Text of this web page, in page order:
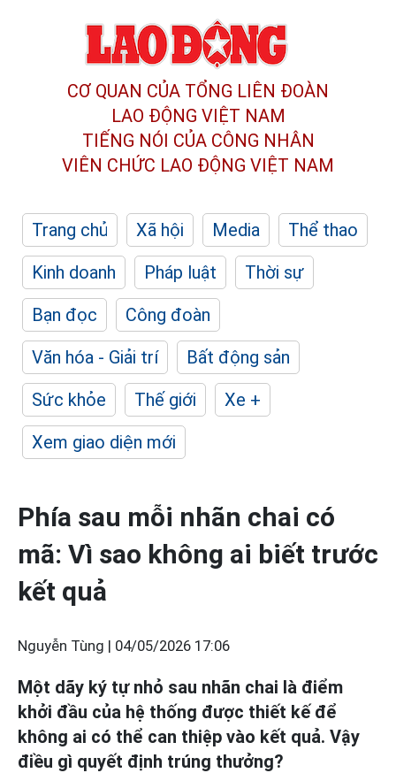
CƠ QUAN CỦA TỔNG LIÊN ĐOÀN
LAO ĐỘNG VIỆT NAM
TIẾNG NÓI CỦA CÔNG NHÂN
VIÊN CHỨC LAO ĐỘNG VIỆT NAM
Trang chủ Xã hội Media
Thể thao
Kinh doanh
Pháp luật
Thời sự
Bạn đọc
Công đoàn
Văn hóa - Giải trí
Bất động sản
Sức khỏe
Thế giới
Xe +
Xem giao diện mới
Phía sau mỗi nhãn chai có
mã: Vì sao không ai biết trước
kết quả
Nguyễn Tùng | 04/05/2026 17:06
Một dãy ký tự nhỏ sau nhãn chai là điểm
khởi đầu của hệ thống được thiết kế để
không ai có thể can thiệp vào kết quả. Vậy
điều gì quyết định trúng thưởng?